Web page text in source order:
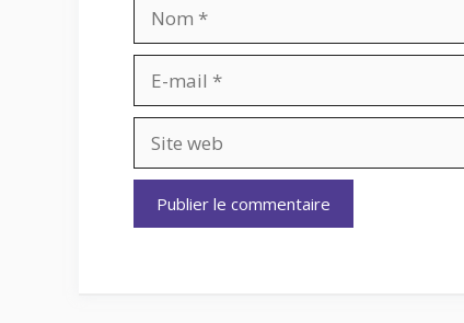
mail
web